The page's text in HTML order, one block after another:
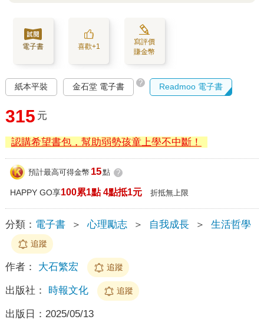
電子書 喜歡+1
寫評價
賺金幣
紙本平裝 金石堂 電子書 ? Readmoo 電子書
315 元
認購希望書包，幫助弱勢孩童上學不中斷！
預計最高可得金幣 15點 ?
HAPPY GO享100累1點 4點抵1元 折抵無上限
分類： 電子書 ＞ 心理勵志 ＞ 自我成長 ＞ 生活哲學
追蹤
作者： 大石繁宏 追蹤
出版社： 時報文化 追蹤
出版日： 2025/05/13